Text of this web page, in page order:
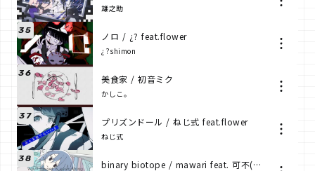
雄之助
35 ノロ / ¿? feat.flower
¿?shimon
36 美食家 / 初音ミク
かしこ。
37 プリズンドール / ねじ式 feat.flower
ねじ式
38 binary biotope / mawari feat. 可不(KAFU)